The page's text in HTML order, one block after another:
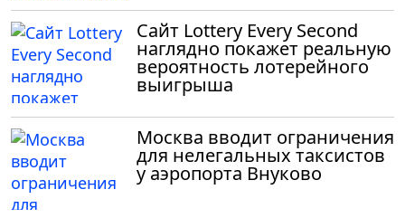
Сайт Lottery Every Second
наглядно покажет реальную
вероятность лотерейного
выигрыша
Москва вводит ограничения
для нелегальных таксистов
у аэропорта Внуково